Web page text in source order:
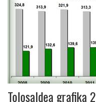
Tolosaldea grafika 2